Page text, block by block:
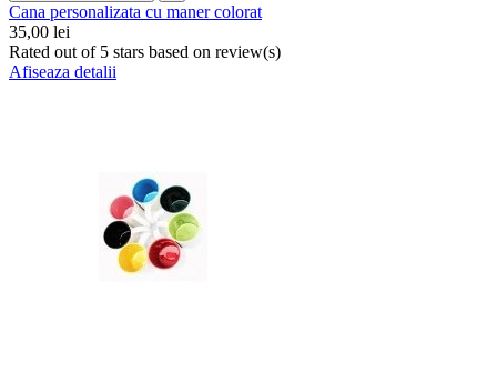
Cana personalizata cu maner colorat
35,00 lei
Rated out of 5 stars based on review(s)
Afiseaza detalii